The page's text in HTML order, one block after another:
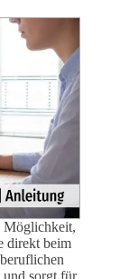
Möglichkeit,
direkt beim